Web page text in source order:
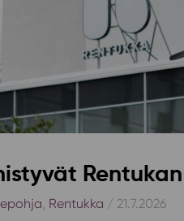
, Rentukka / 21.7.2026